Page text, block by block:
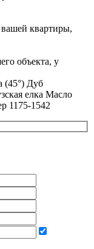
квартиры,
объекта, у
(45°) Дуб
елка Масло
1175-1542